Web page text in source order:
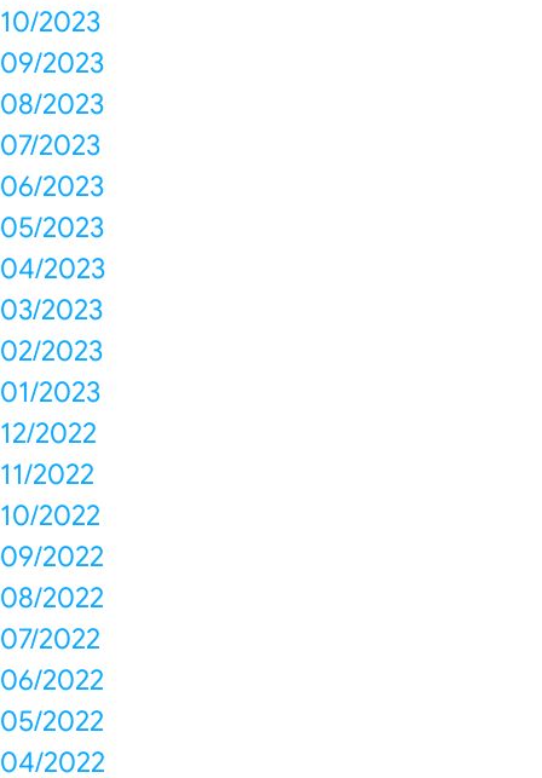
10/2023
09/2023
08/2023
07/2023
06/2023
05/2023
04/2023
03/2023
02/2023
01/2023
12/2022
11/2022
10/2022
09/2022
08/2022
07/2022
06/2022
05/2022
04/2022